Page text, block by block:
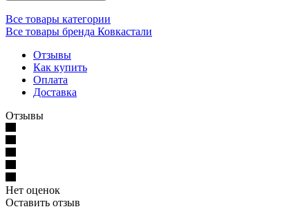
Все товары категории
Все товары бренда Ковкастали
Отзывы
Как купить
Оплата
Доставка
Отзывы
Нет оценок
Оставить отзыв